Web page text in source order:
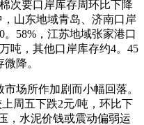
要口岸库存周环比下降
山东地域青岛、济南口岸
。58%，江苏地域张家港口
吨，其他口岸库存约4。45
降。
场所作加剧而小幅回落。
周五下跌2元/吨，环比下
，水泥价钱或震动偏弱运